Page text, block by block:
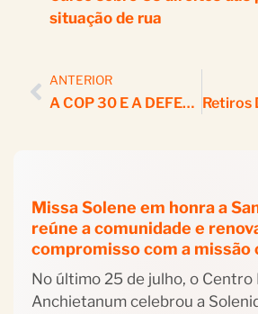
situação de rua
ANTERIOR
A COP 30 E A DEFESA DA AMAZÔNIA
Missa Solene em honra a
reúne a comunidade e
compromisso com a missão
No último 25 de julho, o Centro
Anchietanum celebrou a